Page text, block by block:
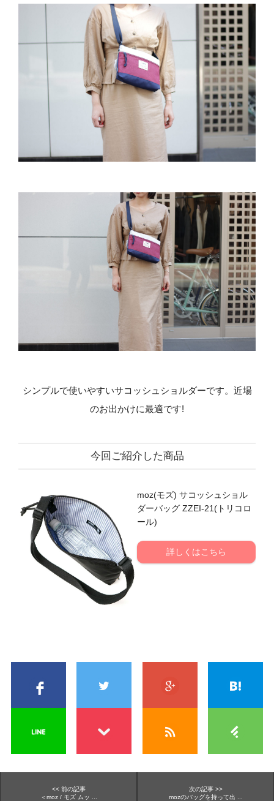
シンプルで使いやすいサコッシュショルダーです。近場
のお出かけに最適です!
今回ご紹介した商品
moz(モズ) サコッシュショル
ダーバッグ ZZEI-21(トリコロ
ール)
詳しくはこちら
<< 前の記事
＜moz / モズ ムッ ...
次の記事 >>
mozのバッグを持って出 ...